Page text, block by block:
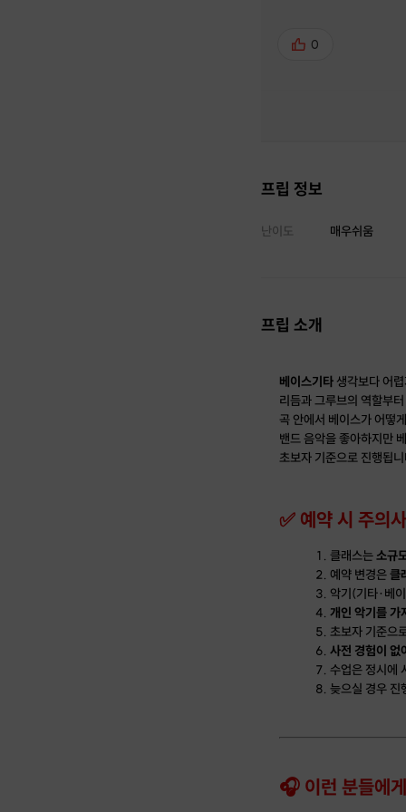
0
프립 정보
난이도 매우쉬움
프립 소개
베이스기타 생각보다 어
리듬과 그루브의 역할부터
곡 안에서 베이스가 어떻
밴드 음악을 좋아하지만
초보자 기준으로 진행됩
✅ 예약 시 주의
클래스는소규
예약 변경은클
악기(기타·베
개인 악기를 가
초보자 기준으
사전 경험이 없
수업은 정시에
늦으실 경우 진
🎧 이런 분들에